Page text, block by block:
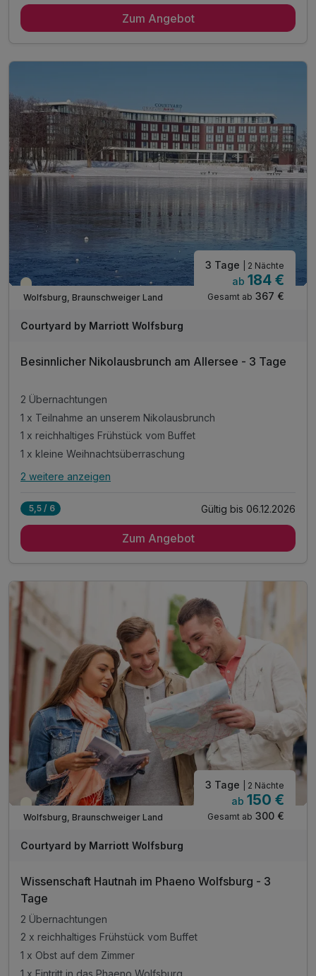
1 x reichhaltiges Frühstück vom Buffet
Zum Angebot
Saisonal verfügbar
Wolfsburg, Braunschweiger Land
3 Tage | 2 Nächte
ab 184 €
Gesamt ab 367 €
Courtyard by Marriott Wolfsburg
Besinnlicher Nikolausbrunch am Allersee - 3 Tage
2 Übernachtungen
1 x Teilnahme an unserem Nikolausbrunch
1 x reichhaltiges Frühstück vom Buffet
1 x kleine Weihnachtsüberraschung
Alle Inklusivleistungen
1 x Teilnahme an unserem Nikolausbrunch
inkl. Aktivzeit in unserem Fitnessraum
inkl. WLAN
2 weitere anzeigen
5,5 / 6 Gültig bis 06.12.2026
Zum Angebot
Teilweise ausgelastet
Wolfsburg, Braunschweiger Land
3 Tage | 2 Nächte
ab 150 €
Gesamt ab 300 €
Courtyard by Marriott Wolfsburg
Wissenschaft Hautnah im Phaeno Wolfsburg - 3
Tage
2 Übernachtungen
2 x reichhaltiges Frühstück vom Buffet
1 x Obst auf dem Zimmer
1 x Eintritt in das Phaeno Wolfsburg